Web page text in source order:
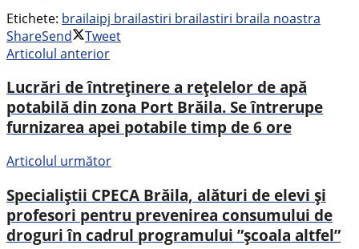
Etichete: brailaipj brailastiri brailastiri braila noastra
ShareSend
Tweet
Articolul anterior
Lucrări de întreținere a rețelelor de apă
potabilă din zona Port Brăila. Se întrerupe
furnizarea apei potabile timp de 6 ore
Articolul următor
Specialiștii CPECA Brăila, alături de elevi și
profesori pentru prevenirea consumului de
droguri în cadrul programului ”școala altfel”